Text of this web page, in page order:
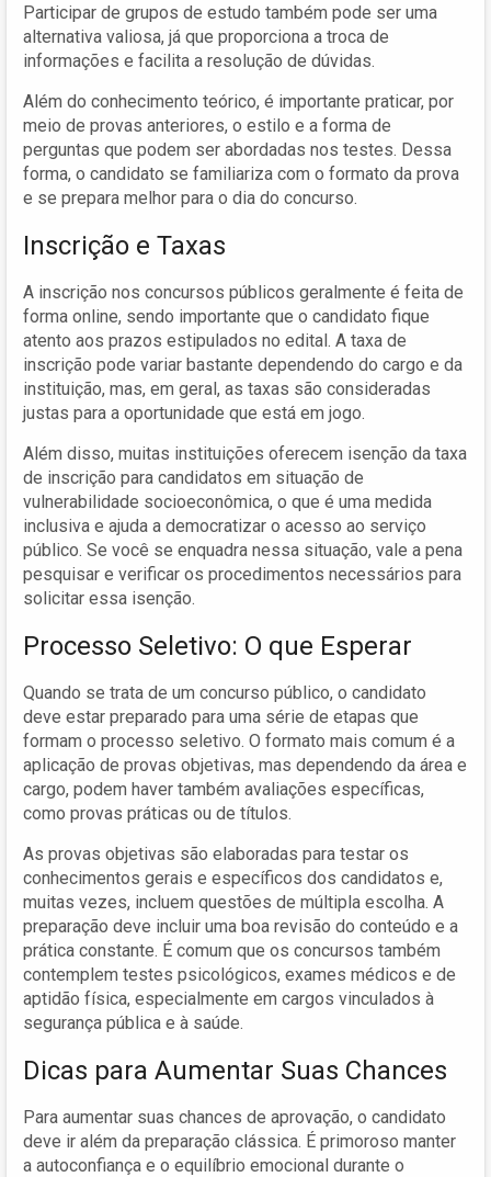
Participar de grupos de estudo também pode ser uma
alternativa valiosa, já que proporciona a troca de
informações e facilita a resolução de dúvidas.
Além do conhecimento teórico, é importante praticar, por
meio de provas anteriores, o estilo e a forma de
perguntas que podem ser abordadas nos testes. Dessa
forma, o candidato se familiariza com o formato da prova
e se prepara melhor para o dia do concurso.
Inscrição e Taxas
A inscrição nos concursos públicos geralmente é feita de
forma online, sendo importante que o candidato fique
atento aos prazos estipulados no edital. A taxa de
inscrição pode variar bastante dependendo do cargo e da
instituição, mas, em geral, as taxas são consideradas
justas para a oportunidade que está em jogo.
Além disso, muitas instituições oferecem isenção da taxa
de inscrição para candidatos em situação de
vulnerabilidade socioeconômica, o que é uma medida
inclusiva e ajuda a democratizar o acesso ao serviço
público. Se você se enquadra nessa situação, vale a pena
pesquisar e verificar os procedimentos necessários para
solicitar essa isenção.
Processo Seletivo: O que Esperar
Quando se trata de um concurso público, o candidato
deve estar preparado para uma série de etapas que
formam o processo seletivo. O formato mais comum é a
aplicação de provas objetivas, mas dependendo da área e
cargo, podem haver também avaliações específicas,
como provas práticas ou de títulos.
As provas objetivas são elaboradas para testar os
conhecimentos gerais e específicos dos candidatos e,
muitas vezes, incluem questões de múltipla escolha. A
preparação deve incluir uma boa revisão do conteúdo e a
prática constante. É comum que os concursos também
contemplem testes psicológicos, exames médicos e de
aptidão física, especialmente em cargos vinculados à
segurança pública e à saúde.
Dicas para Aumentar Suas Chances
Para aumentar suas chances de aprovação, o candidato
deve ir além da preparação clássica. É primoroso manter
a autoconfiança e o equilíbrio emocional durante o